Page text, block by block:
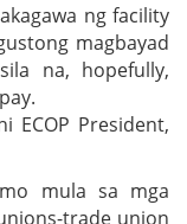
ng facility
magbayad
na, hopefully,
ECOP President,
mula sa mga
trade union